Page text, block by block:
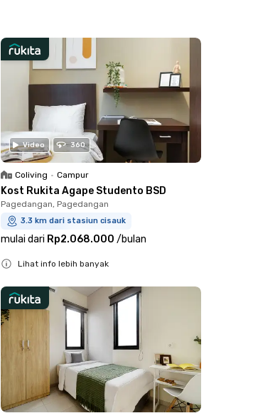
Video 360
Coliving • Campur
Kost Rukita Agape Studento BSD
Pagedangan, Pagedangan
3.3 km dari stasiun cisauk
mulai dari Rp2.068.000 /bulan
Lihat info lebih banyak